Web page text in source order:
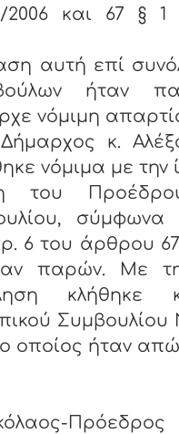
και 67 § 1
αυτή επί
ήταν
νόμιμη
κ.
νόμιμα με την
του
σύμφωνα
6 του άρθρου
παρών. Με
κλήθηκε
Συμβουλίου
οποίος ήταν
Πρόεδρος